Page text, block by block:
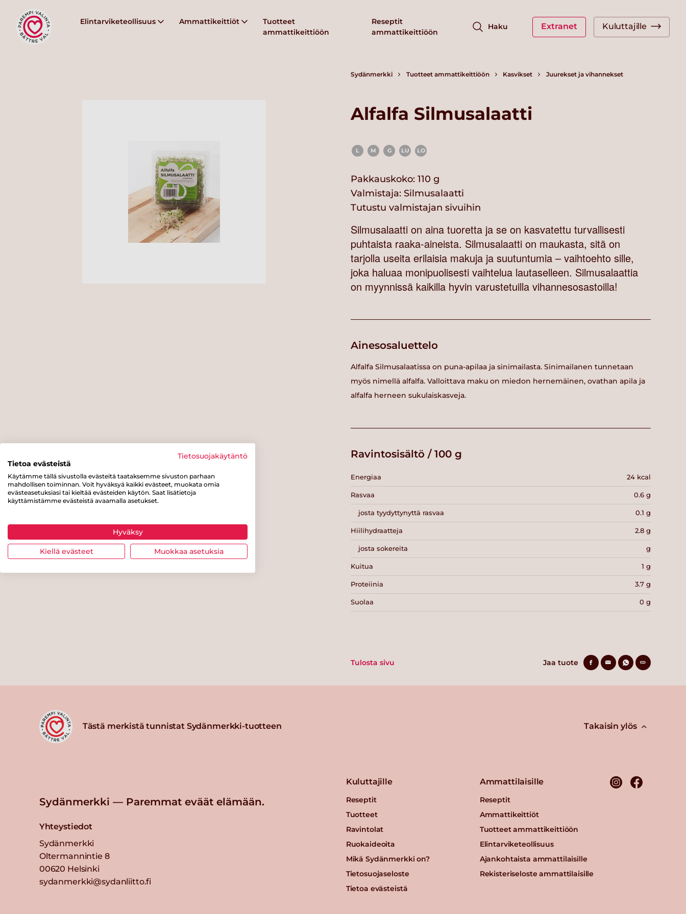
Elintarviketeollisuus Ammattikeittiöt
Tuotteet
ammattikeittiöön
Reseptit
ammattikeittiöön
Haku Extranet Kuluttajille
Sydänmerkki Tuotteet ammattikeittiöön Kasvikset Juurekset ja vihannekset
Alfalfa Silmusalaatti
L M G LU LO
Pakkauskoko: 110 g
Valmistaja: Silmusalaatti
Tutustu valmistajan sivuihin
Silmusalaatti on aina tuoretta ja se on kasvatettu turvallisesti
puhtaista raaka-aineista. Silmusalaatti on maukasta, sitä on
tarjolla useita erilaisia makuja ja suutuntumia – vaihtoehto sille,
joka haluaa monipuolisesti vaihtelua lautaselleen. Silmusalaattia
on myynnissä kaikilla hyvin varustetuilla vihannesosastoilla!
Ainesosaluettelo
Alfalfa Silmusalaatissa on puna-apilaa ja sinimailasta. Sinimailanen tunnetaan
myös nimellä alfalfa. Valloittava maku on miedon hernemäinen, ovathan apila ja
alfalfa herneen sukulaiskasveja.
Ravintosisältö / 100 g
Energiaa 24 kcal
Rasvaa 0.6 g
josta tyydyttynyttä rasvaa 0.1 g
Hiilihydraatteja 2.8 g
josta sokereita g
Kuitua 1 g
Proteiinia 3.7 g
Suolaa 0 g
Tulosta sivu Jaa tuote
Tästä merkistä tunnistat Sydänmerkki-tuotteen Takaisin ylös
Sydänmerkki — Paremmat eväät elämään.
Yhteystiedot
Sydänmerkki
Oltermannintie 8
00620 Helsinki
sydanmerkki@sydanliitto.fi
Kuluttajille
Reseptit
Tuotteet
Ravintolat
Ruokaideoita
Mikä Sydänmerkki on?
Tietosuojaseloste
Tietoa evästeistä
Ammattilaisille
Reseptit
Ammattikeittiöt
Tuotteet ammattikeittiöön
Elintarviketeollisuus
Ajankohtaista ammattilaisille
Rekisteriseloste ammattilaisille
Tietosuojakäytäntö
Tietoa evästeistä
Käytämme tällä sivustolla evästeitä taataksemme sivuston parhaan
mahdollisen toiminnan. Voit hyväksyä kaikki evästeet, muokata omia
evästeasetuksiasi tai kieltää evästeiden käytön. Saat lisätietoja
käyttämistämme evästeistä avaamalla asetukset.
Hyväksy
Kiellä evästeet Muokkaa asetuksia